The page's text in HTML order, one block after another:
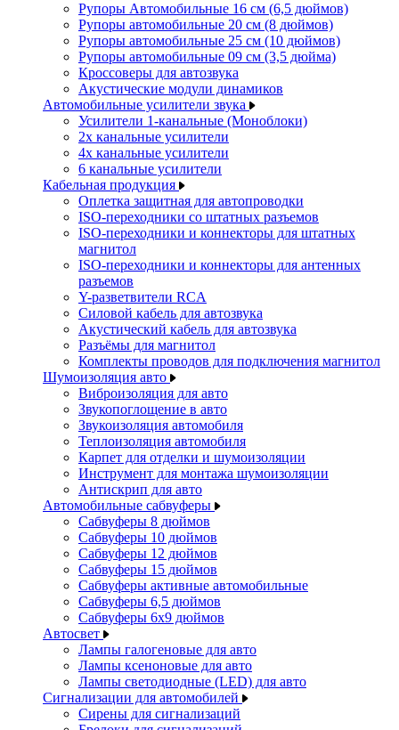
Рупоры Автомобильные 16 см (6,5 дюймов)
Рупоры автомобильные 20 см (8 дюймов)
Рупоры автомобильные 25 см (10 дюймов)
Рупоры автомобильные 09 см (3,5 дюйма)
Кроссоверы для автозвука
Акустические модули динамиков
Автомобильные усилители звука
Усилители 1-канальные (Моноблоки)
2х канальные усилители
4х канальные усилители
6 канальные усилители
Кабельная продукция
Оплетка защитная для автопроводки
ISO-переходники со штатных разъемов
ISO-переходники и коннекторы для штатных
магнитол
ISO-переходники и коннекторы для антенных
разъемов
Y-разветвители RCA
Силовой кабель для автозвука
Акустический кабель для автозвука
Разъёмы для магнитол
Комплекты проводов для подключения магнитол
Шумоизоляция авто
Виброизоляция для авто
Звукопоглощение в авто
Звукоизоляция автомобиля
Теплоизоляция автомобиля
Карпет для отделки и шумоизоляции
Инструмент для монтажа шумоизоляции
Антискрип для авто
Автомобильные сабвуферы
Сабвуферы 8 дюймов
Сабвуферы 10 дюймов
Сабвуферы 12 дюймов
Сабвуферы 15 дюймов
Сабвуферы активные автомобильные
Сабвуферы 6,5 дюймов
Сабвуферы 6x9 дюймов
Автосвет
Лампы галогеновые для авто
Лампы ксеноновые для авто
Лампы светодиодные (LED) для авто
Сигнализации для автомобилей
Сирены для сигнализаций